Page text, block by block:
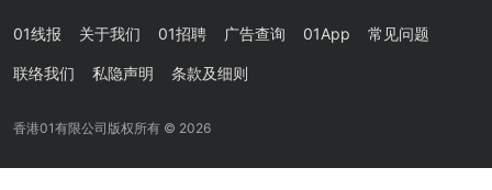
01线报 关于我们 01招聘 广告查询 01App 常见问题
联络我们 私隐声明 条款及细则
香港01有限公司版权所有 © 2026